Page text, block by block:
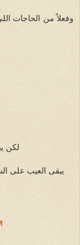
وفعلاً من الحاجات
لكن
يبقى العيب على